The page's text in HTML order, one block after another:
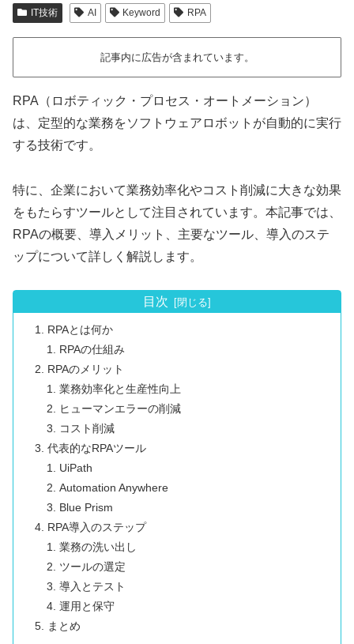
IT技術 AI Keyword RPA
記事内に広告が含まれています。
RPA（ロボティック・プロセス・オートメーション）
は、定型的な業務をソフトウェアロボットが自動的に実行
する技術です。
特に、企業において業務効率化やコスト削減に大きな効果
をもたらすツールとして注目されています。本記事では、
RPAの概要、導入メリット、主要なツール、導入のステ
ップについて詳しく解説します。
目次
RPAとは何か
RPAの仕組み
RPAのメリット
業務効率化と生産性向上
ヒューマンエラーの削減
コスト削減
代表的なRPAツール
UiPath
Automation Anywhere
Blue Prism
RPA導入のステップ
業務の洗い出し
ツールの選定
導入とテスト
運用と保守
まとめ